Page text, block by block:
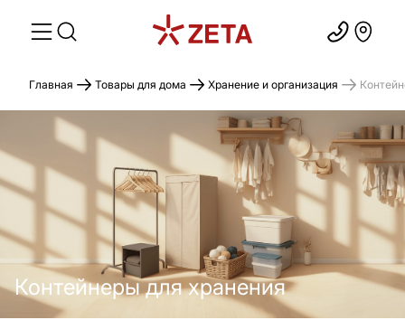
Главная Товары для дома Хранение и организация
Контейнеры для хранения